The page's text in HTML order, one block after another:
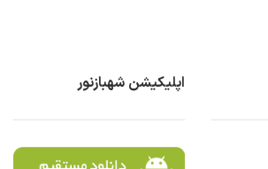
اپلیکیشن شهبازنور